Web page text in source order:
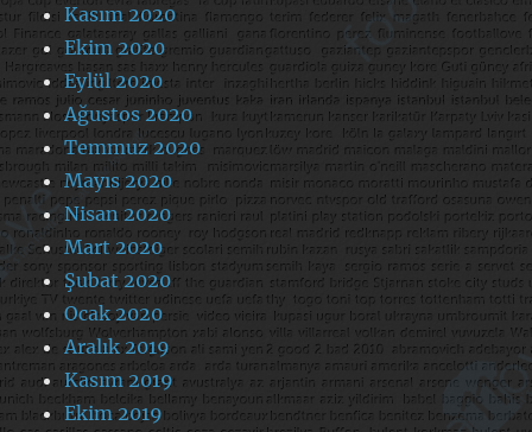
Kasım 2020
Ekim 2020
Eylül 2020
Ağustos 2020
Temmuz 2020
Mayıs 2020
Nisan 2020
Mart 2020
Şubat 2020
Ocak 2020
Aralık 2019
Kasım 2019
Ekim 2019